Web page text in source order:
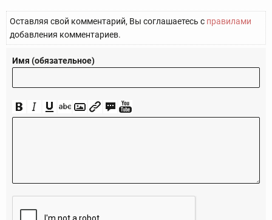
Оставляя свой комментарий, Вы соглашаетесь с правилами
добавления комментариев.
Имя (обязательное)